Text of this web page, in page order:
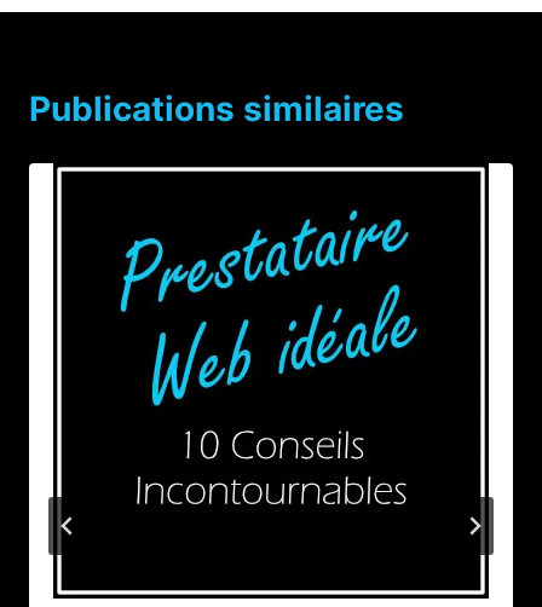
Publications similaires